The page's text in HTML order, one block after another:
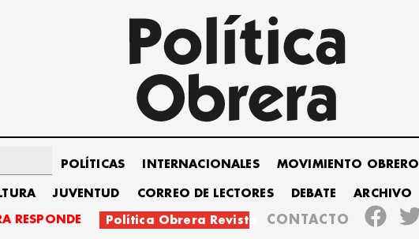
POLÍTICAS INTERNACIONALES MOVIMIENTO OBRERO
JUVENTUD CORREO DE LECTORES DEBATE ARCHIVO
RESPONDE Política Obrera Revista CONTACTO